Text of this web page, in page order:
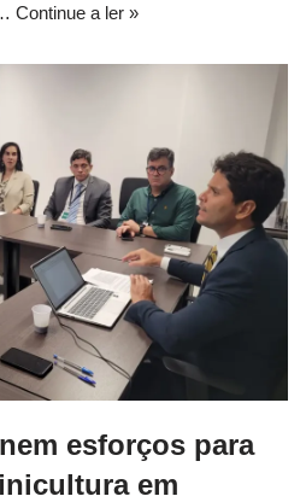
Continue a ler »
esforços para
em